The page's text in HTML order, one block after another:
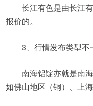
长江有色是由长江
报价的。
3、行情发布类型不
南海铝锭亦就是南
如佛山地区（铜）、上海